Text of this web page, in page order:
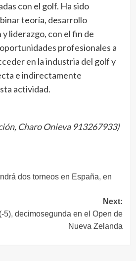
con el golf. Ha sido
teoría, desarrollo
liderazgo, con el fin de
profesionales a
en la industria del golf y
e indirectamente
actividad.
Charo Onieva 913267933)
dos torneos en España, en
Next:
5), decimosegunda en el Open de
Nueva Zelanda